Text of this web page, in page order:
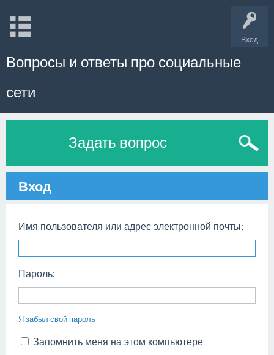
Вход
Вопросы и ответы про социальные
сети
Задать вопрос
Вход
Имя пользователя или адрес электронной почты:
Пароль:
Я забыл свой пароль
Запомнить меня на этом компьютере